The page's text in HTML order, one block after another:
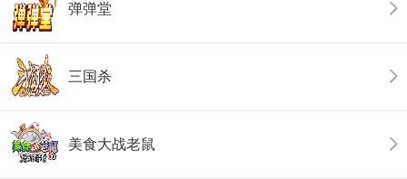
弹弹堂
三国杀
美食大战老鼠